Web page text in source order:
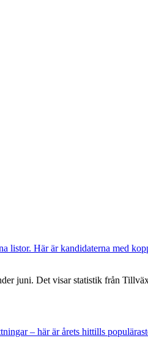
listor. Här är kandidaterna med
juni. Det visar statistik från
– här är årets hittills